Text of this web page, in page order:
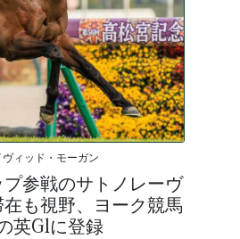
ヴィッド・モーガン
参戦のサトノレーヴ
も視野、ヨーク競馬
英G1に登録